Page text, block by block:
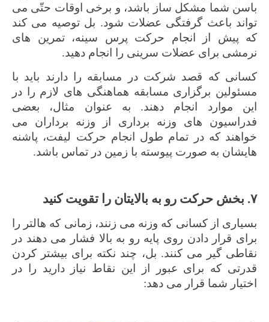
باسن شما مشکل ساز باشد، و برخی اوقات حتّی می
تواند باعث گرفتگی عضلات شود. بل توصیه می کند
که پیش از انجام حرکت پرس سینه، تمرین های
نرمشی برای عضلات سرینی را انجام دهید.
کسانی که قصد شرکت در مسابقه را دارند باید با
مسئولین برگزاری مسابقه هماهنگی های لازم را در
این موارد انجام دهند. به عنوان مثال، بعضی
فدراسیون های وزنه برداری از وزنه برداران می
خواهند که در تمام طول انجام حرکت لیفت، پاشنه
هایشان به صورت پیوسته با زمین در تماس باشد.
۷. بخش حرکت رو به بالایتان را تقویت کنید
بسیاری از کسانی که وزنه می زنند، زمانی که هالتر را
برای قرار دادن روی پایه رو به بالا فشار می دهند در
نقاطی گیر می کنند. بل، چند نکته برای بیشتر کردن
قدرتی که برای عبور از این نقاط نیاز دارید را در
اختیار شما قرار می دهد: